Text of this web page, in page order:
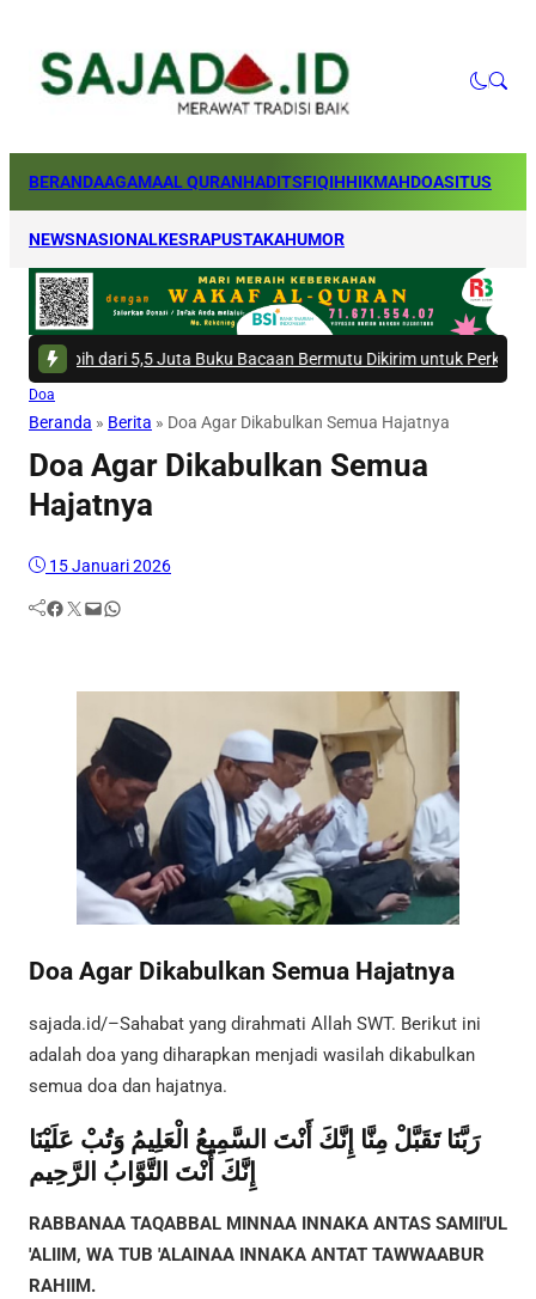
BERANDAAGAMAAL QURANHADITSFIQIHHIKMAHDOASITUS
NEWSNASIONALKESRAPUSTAKAHUMOR
dari 5,5 Juta Buku Bacaan Bermutu Dikirim untuk Perkuat Literasi
Doa
Beranda » Berita » Doa Agar Dikabulkan Semua Hajatnya
Doa Agar Dikabulkan Semua
Hajatnya
15 Januari 2026
Facebook Twitter Mail WhatsApp
Doa Agar Dikabulkan Semua Hajatnya
sajada.id/–Sahabat yang dirahmati Allah SWT. Berikut ini
adalah doa yang diharapkan menjadi wasilah dikabulkan
semua doa dan hajatnya.
رَبَّنَا تَقَبَّلْ مِنَّا إِنَّكَ أَنْتَ السَّمِيعُ الْعَلِيمُ وَتُبْ عَلَيْنَا
RABBANAA TAQABBAL MINNAA INNAKA ANTAS SAMII'UL
'ALIIM, WA TUB 'ALAINAA INNAKA ANTAT TAWWAABUR
RAHIIM.